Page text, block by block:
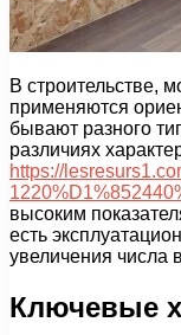
В строительстве,
применяются
бывают разного
различиях
https://
высоким
есть
увеличения числа
Ключевые